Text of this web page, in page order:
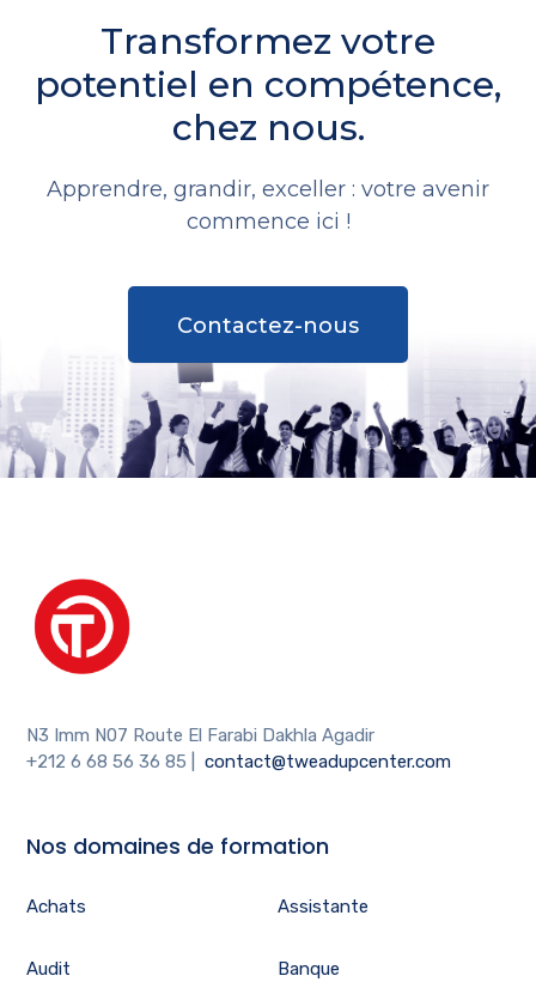
Transformez votre
potentiel en compétence,
chez nous.
Apprendre, grandir, exceller : votre avenir
commence ici !
Contactez-nous
N3 Imm N07 Route El Farabi Dakhla Agadir
+212 6 68 56 36 85
|contact@tweadupcenter.com
Nos domaines de formation
Achats Assistante
Audit Banque